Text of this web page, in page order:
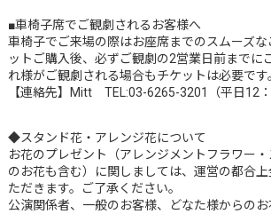
■車椅子席でご観劇されるお客様へ
車椅子でご来場の際はお座席までのスムーズ
ットご購入後、必ずご観劇の2営業日前までに
れ様がご観劇される場合もチケットは必要です
【連絡先】Mitt TEL:03-6265-3201（平日12：
◆スタンド花・アレンジ花について
お花のプレゼント（アレンジメントフラワー
のお花も含む）に関しましては、運営の都合
ただきます。ご了承ください。
公演関係者、一般のお客様、どなた様からの